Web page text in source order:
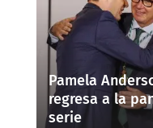
Pamela
regresa a la
serie